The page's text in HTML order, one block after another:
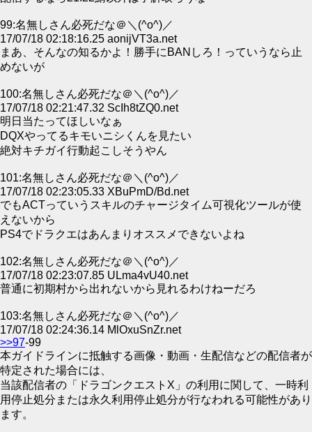
99:名無しさん必死だな＠＼(^o^)／
17/07/18 02:18:16.25 aonijVT3a.net
まあ、そんなの知るかよ！勝手にBANしろ！っていうなら止
めないが
100:名無しさん必死だな＠＼(^o^)／
17/07/18 02:21:47.32 ScIh8tZQ0.net
明日当たってほしいなぁ
DQXやってるキモいニシくんを見たい
絶対キチガイ行動起こしそうやん
101:名無しさん必死だな＠＼(^o^)／
17/07/18 02:23:05.33 XBuPmD/Bd.net
でもACTっていうスキルのチャージタイム可視化ツールが使
えないから
PS4でドラクエはあんまりオススメできないよね
102:名無しさん必死だな＠＼(^o^)／
17/07/18 02:23:07.85 ULma4vU40.net
普通に初期村から出れないから見れるわけねーだろ
103:名無しさん必死だな＠＼(^o^)／
17/07/18 02:24:36.14 MlOxuSnZr.net
>>97-99
本ガイドラインに抵触する画像・動画・生配信などの配信者が
特定された場合には、
当該配信者の「ドラゴンクエストX」の利用に関して、一時利
用停止処分または永久利用停止処分が行なわれる可能性があり
ます。